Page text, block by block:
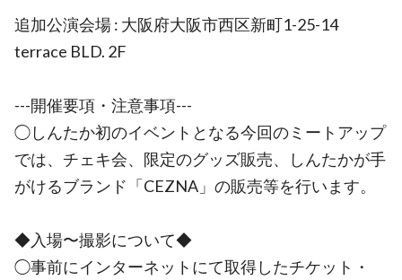
追加公演会場 : 大阪府大阪市西区新町1-25-14
terrace BLD. 2F
---開催要項・注意事項---
◯しんたか初のイベントとなる今回のミートアップ
では、チェキ会、限定のグッズ販売、しんたかが手
がけるブランド「CEZNA」の販売等を行います。
◆入場〜撮影について◆
◯事前にインターネットにて取得したチケット・